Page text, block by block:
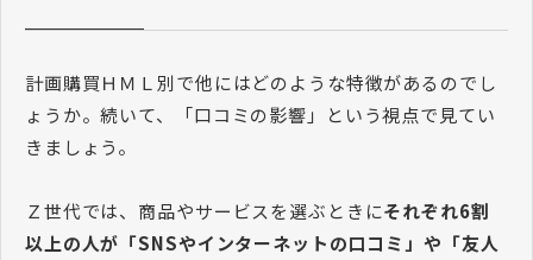
計画購買ＨＭＬ別で他にはどのような特徴があるのでし
ょうか。続いて、「口コミの影響」という視点で見てい
きましょう。
Ｚ世代では、商品やサービスを選ぶときにそれぞれ6割
以上の人が「SNSやインターネットの口コミ」や「友人